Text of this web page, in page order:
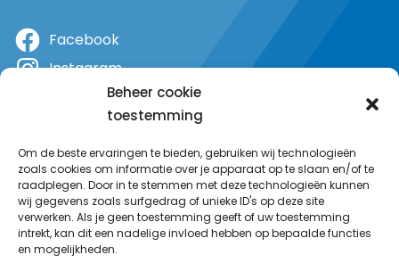
Beheer cookie
toestemming
Om de beste ervaringen te bieden, gebruiken wij technologieën
zoals cookies om informatie over je apparaat op te slaan en/of te
raadplegen. Door in te stemmen met deze technologieën kunnen
wij gegevens zoals surfgedrag of unieke ID's op deze site
verwerken. Als je geen toestemming geeft of uw toestemming
intrekt, kan dit een nadelige invloed hebben op bepaalde functies
en mogelijkheden.
Facebook
Instagram
YouTube